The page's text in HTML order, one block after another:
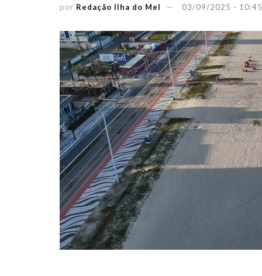
por Redação Ilha do Mel 03/09/2025 - 10:45